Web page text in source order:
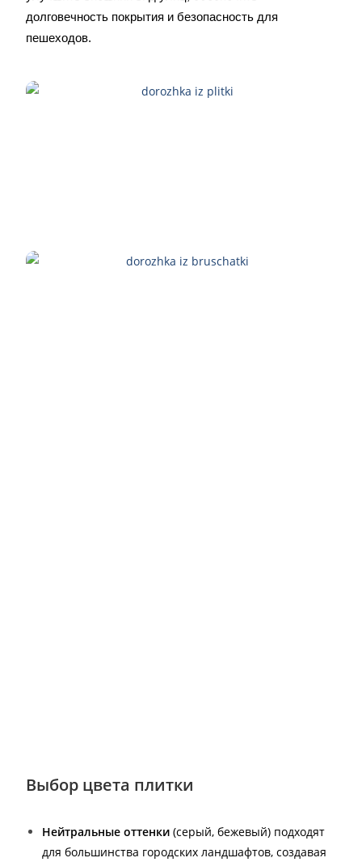
долговечность покрытия и безопасность для
пешеходов.
Выбор цвета плитки
Нейтральные оттенки (серый, бежевый) подходят
для большинства городских ландшафтов, создавая